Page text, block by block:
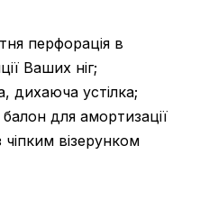
перфорація в
Ваших ніг;
дихаюча устілка;
для амортизації
візерунком